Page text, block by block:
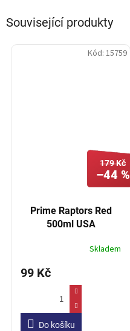
Související produkty
179 Kč
–44 %
Prime Raptors Red
500ml USA
Skladem
99 Kč
Do košíku
Kód: 15759